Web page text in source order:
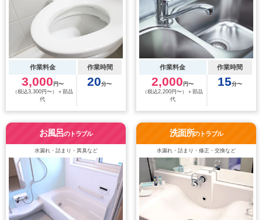
作業料金 作業時間
3,000 円〜
（税込3,300円〜）＋部品
代
20分〜
作業料金 作業時間
2,000 円〜
（税込2,200円〜）＋部品
代
15分〜
お風呂のトラブル
水漏れ・詰まり・異臭など
洗面所のトラブル
水漏れ・詰まり・修正・交換など